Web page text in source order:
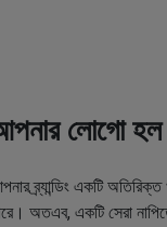
লোগো হল
ব্র্যান্ডিং একটি
অতএব, একটি সেরা